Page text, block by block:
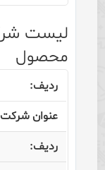
لیست
محصول